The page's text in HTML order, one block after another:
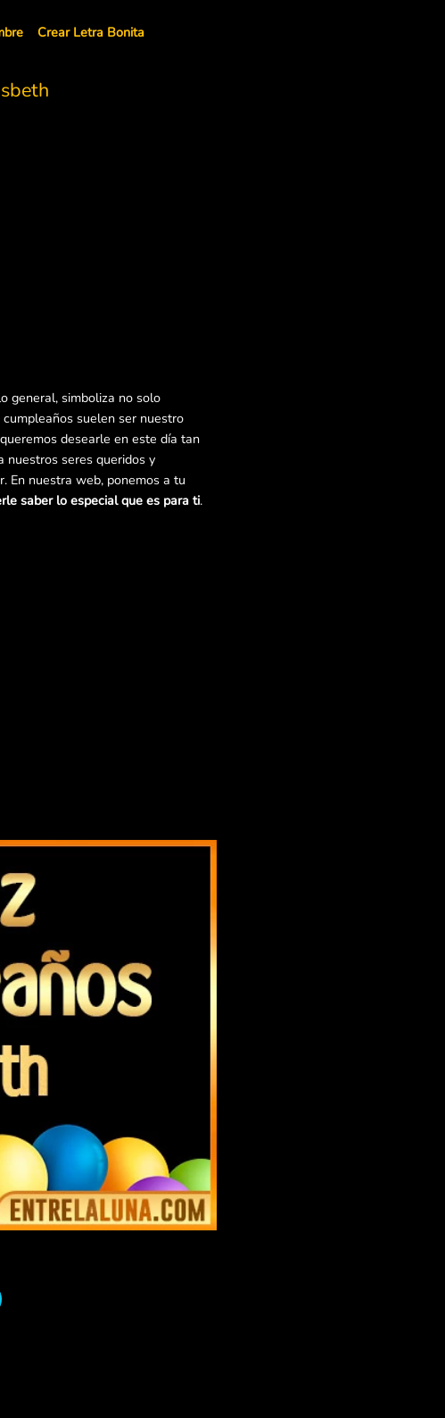
Crear Letra Bonita
general, simboliza no solo
suelen ser nuestro
desearle en este día tan
nuestros seres queridos y
En nuestra web, ponemos a tu
saber lo especial que es para ti.